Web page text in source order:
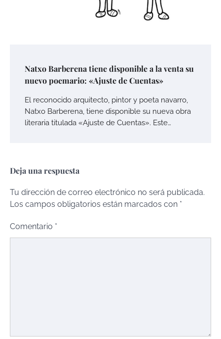
Natxo Barberena tiene disponible a la venta su
nuevo poemario: «Ajuste de Cuentas»
El reconocido arquitecto, pintor y poeta navarro,
Natxo Barberena, tiene disponible su nueva obra
literaria titulada «Ajuste de Cuentas». Este…
Deja una respuesta
Tu dirección de correo electrónico no será publicada.
Los campos obligatorios están marcados con *
Comentario *